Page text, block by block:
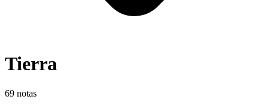
Tierra
69 notas